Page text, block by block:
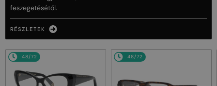
feszegetésétől.
RÉSZLETEK
48/72 48/72